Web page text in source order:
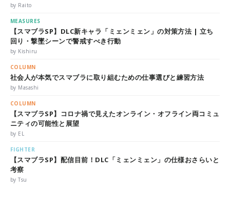
by Raito
MEASURES
【スマブラSP】DLC新キャラ「ミェンミェン」の対策方法 | 立ち
回り・撃墜シーンで警戒すべき行動
by Kishiru
COLUMN
社会人が本気でスマブラに取り組むための仕事選びと練習方法
by Masashi
COLUMN
【スマブラSP】コロナ禍で見えたオンライン・オフライン両コミュ
ニティの可能性と展望
by EL
FIGHTER
【スマブラSP】配信目前！DLC「ミェンミェン」の仕様おさらいと
考察
by Tsu